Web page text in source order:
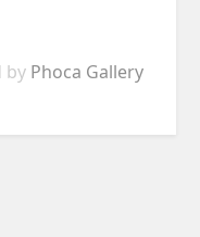
by Phoca Gallery